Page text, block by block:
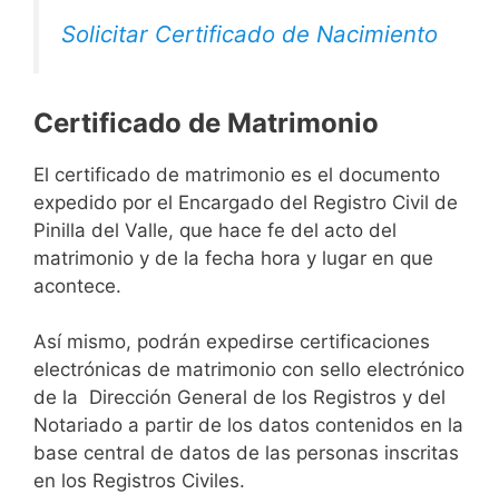
Solicitar Certificado de Nacimiento
Certificado de Matrimonio
El certificado de matrimonio es el documento
expedido por el Encargado del Registro Civil de
Pinilla del Valle, que hace fe del acto del
matrimonio y de la fecha hora y lugar en que
acontece.
Así mismo, podrán expedirse certificaciones
electrónicas de matrimonio con sello electrónico
de la Dirección General de los Registros y del
Notariado a partir de los datos contenidos en la
base central de datos de las personas inscritas
en los Registros Civiles.